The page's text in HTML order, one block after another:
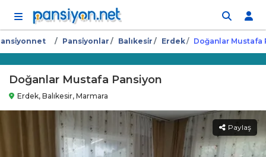
Pansi̇yonlar Balıkesi̇r Erdek Doğanlar Mustafa
Doğanlar Mustafa Pansiyon
Erdek, Balıkesir, Marmara
Paylaş